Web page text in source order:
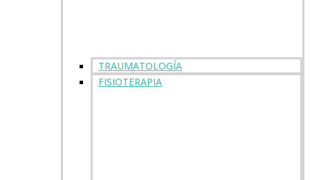
TRAUMATOLOGÍA
FISIOTERAPIA